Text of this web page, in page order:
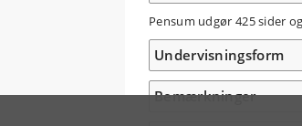
Pensum udgør 425 sider
Undervisningsform
Bemærkninger